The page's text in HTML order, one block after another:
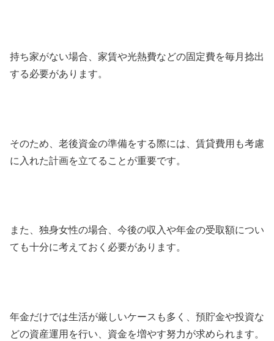
持ち家がない場合、家賃や光熱費などの固定費を毎月捻出
する必要があります。
そのため、老後資金の準備をする際には、賃貸費用も考慮
に入れた計画を立てることが重要です。
また、独身女性の場合、今後の収入や年金の受取額につい
ても十分に考えておく必要があります。
年金だけでは生活が厳しいケースも多く、預貯金や投資な
どの資産運用を行い、資金を増やす努力が求められます。